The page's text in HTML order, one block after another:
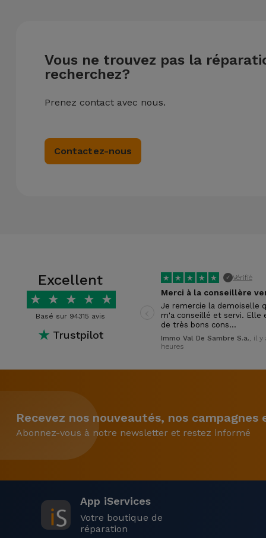
Vous ne trouvez pas la
recherchez?
Prenez contact avec nous.
Contactez-nous
Excellent
★ ★ ★ ★ ★
Basé sur 94315 avis
★ Trustpilot
★ ★ ★ ★ ★ ✓ Vérifié
Je remercie la demoiselle
m'a conseillé et servi. Elle
de très bons cons…
Immo Val De Sambre S.a., il y
heures
Recevez nos nouveautés, nos
Abonnez-vous à notre newsletter et restez informé
App iServices
Votre boutique de
réparation